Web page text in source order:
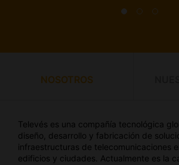
NOSOTROS
Televés es una compañía tecnológica
diseño, desarrollo y fabricación de
infraestructuras de telecomunicaciones
edificios y ciudades. Actualmente es la